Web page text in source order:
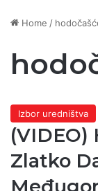
Home /
Izbor uredništva
Zlatko